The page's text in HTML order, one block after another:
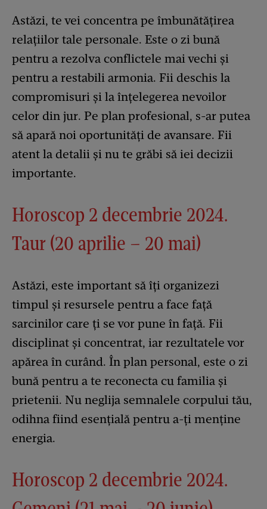
Astăzi, te vei concentra pe îmbunătățirea
relațiilor tale personale. Este o zi bună
pentru a rezolva conflictele mai vechi și
pentru a restabili armonia. Fii deschis la
compromisuri și la înțelegerea nevoilor
celor din jur. Pe plan profesional, s-ar putea
să apară noi oportunități de avansare. Fii
atent la detalii și nu te grăbi să iei decizii
importante.
Horoscop 2 decembrie 2024.
Taur (20 aprilie – 20 mai)
Astăzi, este important să îți organizezi
timpul și resursele pentru a face față
sarcinilor care ți se vor pune în față. Fii
disciplinat și concentrat, iar rezultatele vor
apărea în curând. În plan personal, este o zi
bună pentru a te reconecta cu familia și
prietenii. Nu neglija semnalele corpului tău,
odihna fiind esențială pentru a-ți menține
energia.
Horoscop 2 decembrie 2024.